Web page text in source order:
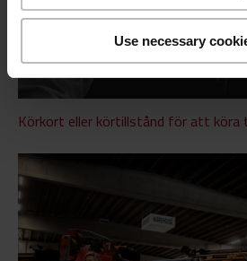
Use necessary
Körkort eller körtillstånd för att köra